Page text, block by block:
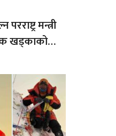
मन्त्री
खड्काको